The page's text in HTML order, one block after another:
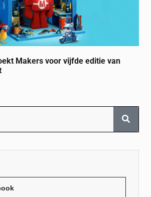
Makers voor vijfde editie van